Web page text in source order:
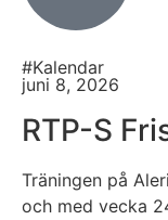
#Kalendar
juni 8, 2026
RTP-S
Träningen på
och med vecka